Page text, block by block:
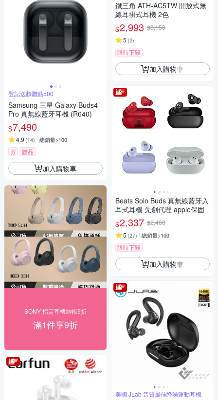
登記送超贈點500
Samsung 三星 Galaxy Buds4
Pro 真無線藍牙耳機 (R640)
$7,490
4.9 (14) 總銷量>100
券 贈品
加入購物車
SONY 指定耳機結帳9折
滿1件享9折
鐵三角 ATH-AC5TW 開放式無
線耳掛式耳機 2色
$2,993 $3,150
5 (2)
限時下殺
加入購物車
Beats Solo Buds 真無線藍牙入
耳式耳機 先創代理 apple保固
$2,337 $2,460
5 (27) 總銷量>100
限時下殺
加入購物車
美國 JLab 音質最佳降噪運動耳機